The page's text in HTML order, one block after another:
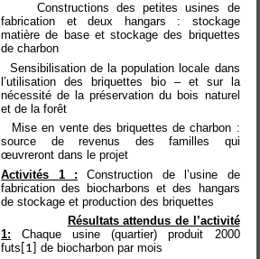
Constructions des petites usines de
fabrication et deux hangars : stockage
matière de base et stockage des briquettes
de charbon
Sensibilisation de la population locale dans
l’utilisation des briquettes bio – et sur la
nécessité de la préservation du bois naturel
et de la forêt
Mise en vente des briquettes de charbon :
source de revenus des familles qui
œuvreront dans le projet
Activités 1 : Construction de l’usine de
fabrication des biocharbons et des hangars
de stockage et production des briquettes
Résultats attendus de l’activité
1: Chaque usine (quartier) produit 2000
futs [1]
de biocharbon par mois